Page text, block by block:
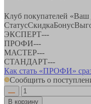
Клуб покупателей
СтатусСкидкаБонус
ЭКСПЕРТ---
ПРОФИ---
МАСТЕР---
СТАНДАРТ---
Как стать «ПРОФИ»
Сообщить о
В корзину